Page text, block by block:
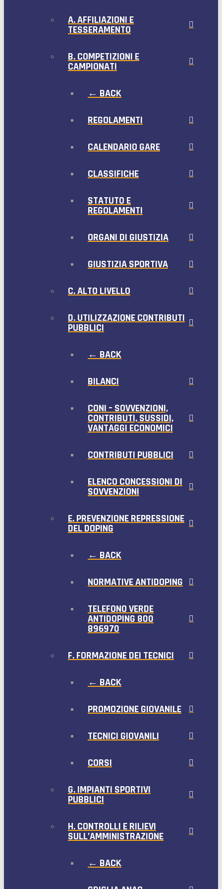
A. AFFILIAZIONI E
TESSERAMENTO
B. COMPETIZIONI E
CAMPIONATI
← BACK
REGOLAMENTI
CALENDARIO GARE
CLASSIFICHE
STATUTO E
REGOLAMENTI
ORGANI DI GIUSTIZIA
GIUSTIZIA SPORTIVA
C. ALTO LIVELLO
D. UTILIZZAZIONE CONTRIBUTI
PUBBLICI
← BACK
BILANCI
CONI – SOVVENZIONI,
CONTRIBUTI, SUSSIDI,
VANTAGGI ECONOMICI
CONTRIBUTI PUBBLICI
ELENCO CONCESSIONI DI
SOVVENZIONI
E. PREVENZIONE REPRESSIONE
DEL DOPING
← BACK
NORMATIVE ANTIDOPING
TELEFONO VERDE
ANTIDOPING 800
896970
F. FORMAZIONE DEI TECNICI
← BACK
PROMOZIONE GIOVANILE
TECNICI GIOVANILI
CORSI
G. IMPIANTI SPORTIVI
PUBBLICI
H. CONTROLLI E RILIEVI
SULL’AMMINISTRAZIONE
← BACK